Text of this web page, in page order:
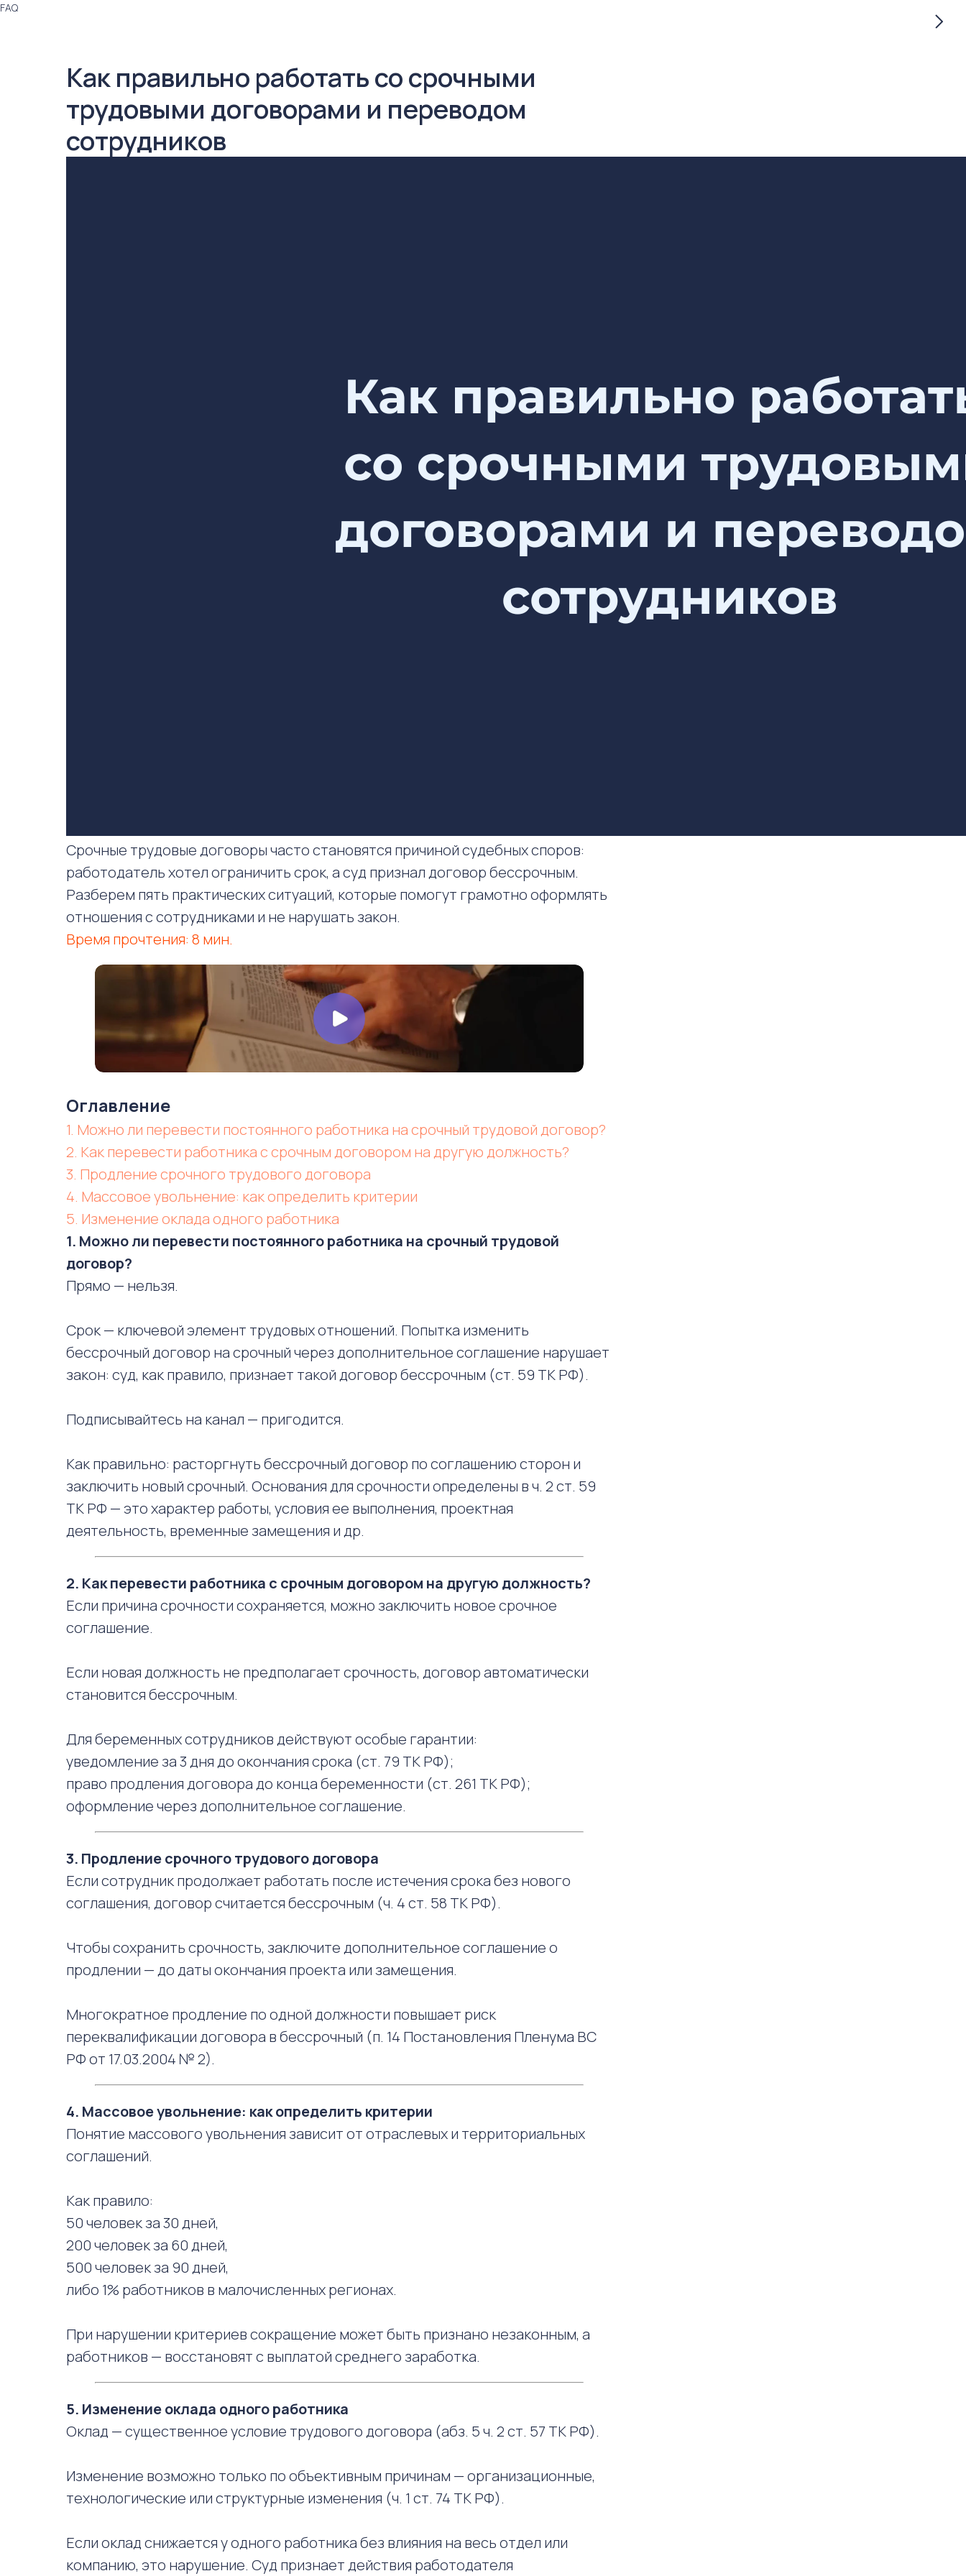
FAQ
Как правильно работать со срочными
трудовыми договорами и переводом
сотрудников
Срочные трудовые договоры часто становятся причиной судебных споров:
работодатель хотел ограничить срок, а суд признал договор бессрочным.
Разберем пять практических ситуаций, которые помогут грамотно оформлять
отношения с сотрудниками и не нарушать закон.
Время прочтения: 8 мин.
Оглавление
1. Можно ли перевести постоянного работника на срочный трудовой договор?
2. Как перевести работника с срочным договором на другую должность?
3. Продление срочного трудового договора
4. Массовое увольнение: как определить критерии
5. Изменение оклада одного работника
1. Можно ли перевести постоянного работника на срочный трудовой
договор?
Прямо — нельзя.
Срок — ключевой элемент трудовых отношений. Попытка изменить
бессрочный договор на срочный через дополнительное соглашение нарушает
закон: суд, как правило, признает такой договор бессрочным (ст. 59 ТК РФ).
Подписывайтесь на канал — пригодится.
Как правильно: расторгнуть бессрочный договор по соглашению сторон и
заключить новый срочный. Основания для срочности определены в ч. 2 ст. 59
ТК РФ — это характер работы, условия ее выполнения, проектная
деятельность, временные замещения и др.
2. Как перевести работника с срочным договором на другую должность?
Если причина срочности сохраняется, можно заключить новое срочное
соглашение.
Если новая должность не предполагает срочность, договор автоматически
становится бессрочным.
Для беременных сотрудников действуют особые гарантии:
уведомление за 3 дня до окончания срока (ст. 79 ТК РФ);
право продления договора до конца беременности (ст. 261 ТК РФ);
оформление через дополнительное соглашение.
3. Продление срочного трудового договора
Если сотрудник продолжает работать после истечения срока без нового
соглашения, договор считается бессрочным (ч. 4 ст. 58 ТК РФ).
Чтобы сохранить срочность, заключите дополнительное соглашение о
продлении — до даты окончания проекта или замещения.
Многократное продление по одной должности повышает риск
переквалификации договора в бессрочный (п. 14 Постановления Пленума ВС
РФ от 17.03.2004 № 2).
4. Массовое увольнение: как определить критерии
Понятие массового увольнения зависит от отраслевых и территориальных
соглашений.
Как правило:
50 человек за 30 дней,
200 человек за 60 дней,
500 человек за 90 дней,
либо 1% работников в малочисленных регионах.
При нарушении критериев сокращение может быть признано незаконным, а
работников — восстановят с выплатой среднего заработка.
5. Изменение оклада одного работника
Оклад — существенное условие трудового договора (абз. 5 ч. 2 ст. 57 ТК РФ).
Изменение возможно только по объективным причинам — организационные,
технологические или структурные изменения (ч. 1 ст. 74 ТК РФ).
Если оклад снижается у одного работника без влияния на весь отдел или
компанию, это нарушение. Суд признает действия работодателя